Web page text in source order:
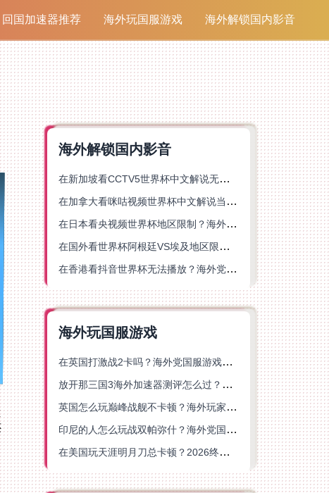
回国加速器推荐 海外玩国服游戏 海外解锁国内影音
海外解锁国内影音
在新加坡看CCTV5世界杯中文解说无法播放？这篇指南帮你解锁海外体育直播自由
在加拿大看咪咕视频世界杯中文解说当前地区不可播放？这篇指南帮你一键解决
在日本看央视频世界杯地区限制？海外党体育赛事观看终极指南
在国外看世界杯阿根廷VS埃及地区限制？这篇指南帮你搞定中文直播+解说
在香港看抖音世界杯无法播放？海外党体育赛事中文直播终极指南
海外玩国服游戏
在英国打激战2卡吗？海外党国服游戏不卡顿的终极解决方案
放开那三国3海外加速器测评怎么过？海外党亲测有效的国服游戏加速指南
英国怎么玩巅峰战舰不卡顿？海外玩家国服游戏加速器终极指南
印尼的人怎么玩战双帕弥什？海外党国服游戏加速避坑指南
在美国玩天涯明月刀总卡顿？2026终极指南：选对加速器让你丝滑连招